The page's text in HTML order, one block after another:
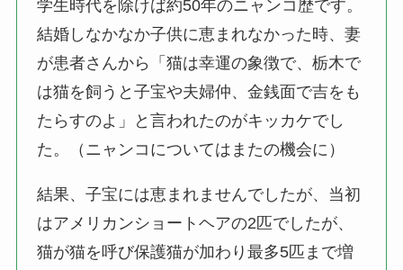
学生時代を除けば約50年のニャンコ歴です。
結婚しなかなか子供に恵まれなかった時、妻
が患者さんから「猫は幸運の象徴で、栃木で
は猫を飼うと子宝や夫婦仲、金銭面で吉をも
たらすのよ」と言われたのがキッカケでし
た。（ニャンコについてはまたの機会に）
結果、子宝には恵まれませんでしたが、当初
はアメリカンショートヘアの2匹でしたが、
猫が猫を呼び保護猫が加わり最多5匹まで増